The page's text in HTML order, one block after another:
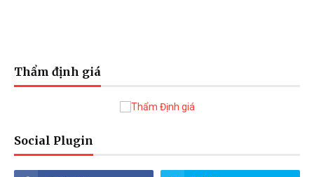
Thẩm định giá
Social Plugin